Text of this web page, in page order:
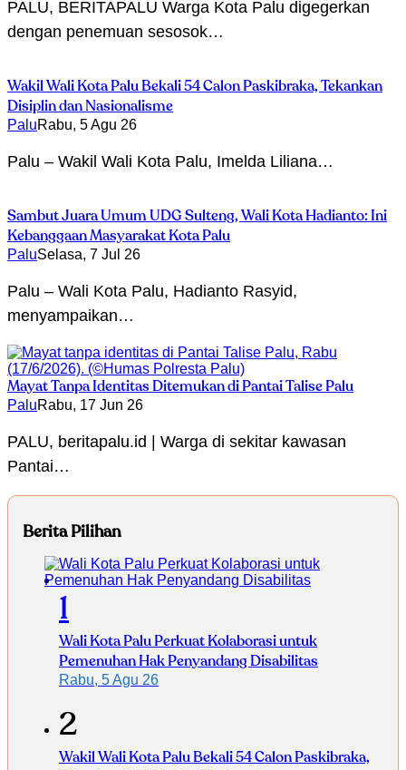
PALU, BERITAPALU Warga Kota Palu digegerkan
dengan penemuan sesosok…
Wakil Wali Kota Palu Bekali 54 Calon Paskibraka, Tekankan
Disiplin dan Nasionalisme
PaluRabu, 5 Agu 26
Palu – Wakil Wali Kota Palu, Imelda Liliana…
Sambut Juara Umum UDG Sulteng, Wali Kota Hadianto: Ini
Kebanggaan Masyarakat Kota Palu
PaluSelasa, 7 Jul 26
Palu – Wali Kota Palu, Hadianto Rasyid,
menyampaikan…
Mayat Tanpa Identitas Ditemukan di Pantai Talise Palu
PaluRabu, 17 Jun 26
PALU, beritapalu.id | Warga di sekitar kawasan
Pantai…
Berita Pilihan
1
Wali Kota Palu Perkuat Kolaborasi untuk
Pemenuhan Hak Penyandang Disabilitas
Rabu, 5 Agu 26
2
Wakil Wali Kota Palu Bekali 54 Calon Paskibraka,